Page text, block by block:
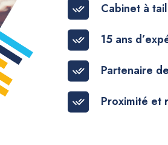
Cabinet à
15 ans
Partenaire
Proximité et